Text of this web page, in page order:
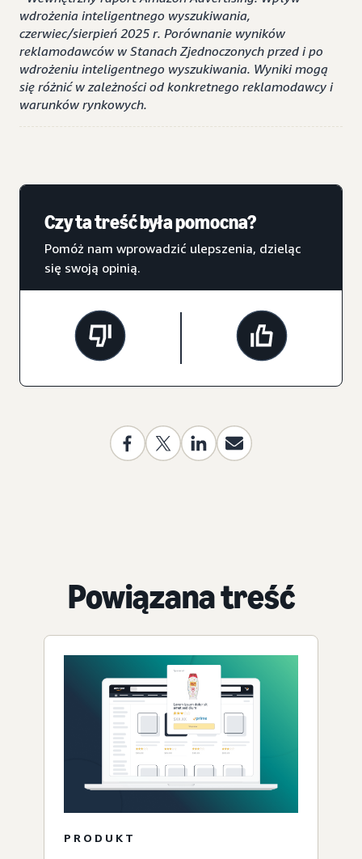
wdrożenia inteligentnego wyszukiwania,
czerwiec/sierpień 2025 r. Porównanie wyników
reklamodawców w Stanach Zjednoczonych przed i po
wdrożeniu inteligentnego wyszukiwania. Wyniki mogą
się różnić w zależności od konkretnego reklamodawcy i
warunków rynkowych.
Czy ta treść była pomocna?
Pomóż nam wprowadzić ulepszenia, dzieląc
się swoją opinią.
Powiązana treść
PRODUKT